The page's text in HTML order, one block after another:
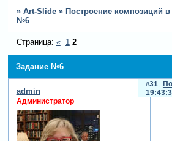
» Art-Slide » Построение композиций
№6
Задание №6
Страница: « 1 2
31
admin
Администратор